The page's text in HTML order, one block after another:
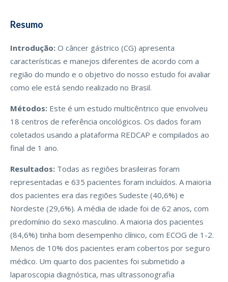
Resumo
Introdução: O câncer gástrico (CG) apresenta
características e manejos diferentes de acordo com a
região do mundo e o objetivo do nosso estudo foi avaliar
como ele está sendo realizado no Brasil.
Métodos: Este é um estudo multicêntrico que envolveu
18 centros de referência oncológicos. Os dados foram
coletados usando a plataforma REDCAP e compilados ao
final de 1 ano.
Resultados: Todas as regiões brasileiras foram
representadas e 635 pacientes foram incluídos. A maioria
dos pacientes era das regiões Sudeste (40,6%) e
Nordeste (29,6%). A média de idade foi de 62 anos, com
predomínio do sexo masculino. A maioria dos pacientes
(84,6%) tinha bom desempenho clínico, com ECOG de 1-2.
Menos de 10% dos pacientes eram cobertos por seguro
médico. Um quarto dos pacientes foi submetido a
laparoscopia diagnóstica, mas ultrassonografia